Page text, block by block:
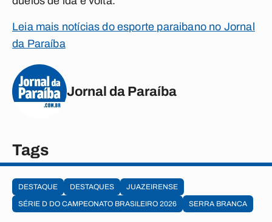
Leia mais notícias do esporte paraibano no Jornal
da Paraíba
Jornal da Paraíba
Tags
DESTAQUE DESTAQUES
JUAZEIRENSE
SÉRIE D DO CAMPEONATO BRASILEIRO 2026
SERRA BRANCA